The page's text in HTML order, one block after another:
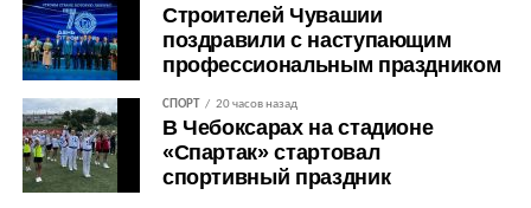
Строителей Чувашии
поздравили с наступающим
профессиональным праздником
СПОРТ 20 часов назад
В Чебоксарах на стадионе
«Спартак» стартовал
спортивный праздник